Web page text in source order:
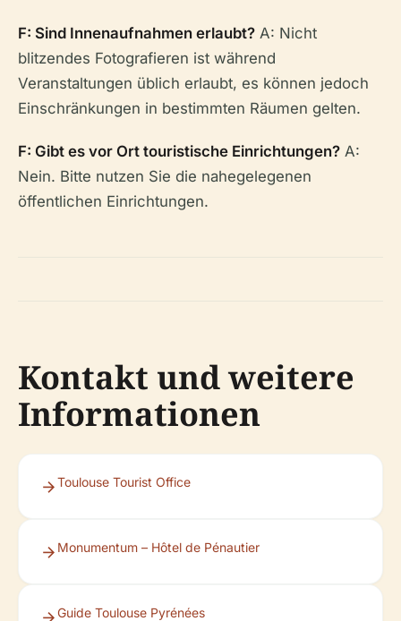
F: Sind Innenaufnahmen erlaubt? A: Nicht
blitzendes Fotografieren ist während
Veranstaltungen üblich erlaubt, es können jedoch
Einschränkungen in bestimmten Räumen gelten.
F: Gibt es vor Ort touristische Einrichtungen? A:
Nein. Bitte nutzen Sie die nahegelegenen
öffentlichen Einrichtungen.
Kontakt und weitere
Informationen
Toulouse Tourist Office
Monumentum – Hôtel de Pénautier
Guide Toulouse Pyrénées